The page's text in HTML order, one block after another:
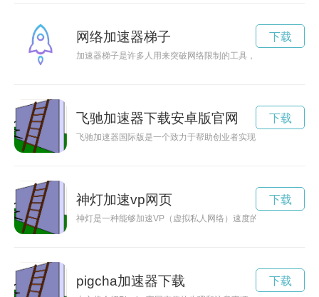
网络加速器梯子
加速器梯子是许多人用来突破网络限制的工具，但是有时候会
下载
飞驰加速器下载安卓版官网
飞驰加速器国际版是一个致力于帮助创业者实现梦想的平台，
下载
神灯加速vp网页
神灯是一种能够加速VP（虚拟私人网络）速度的神奇装备，让
下载
pigcha加速器下载 下载